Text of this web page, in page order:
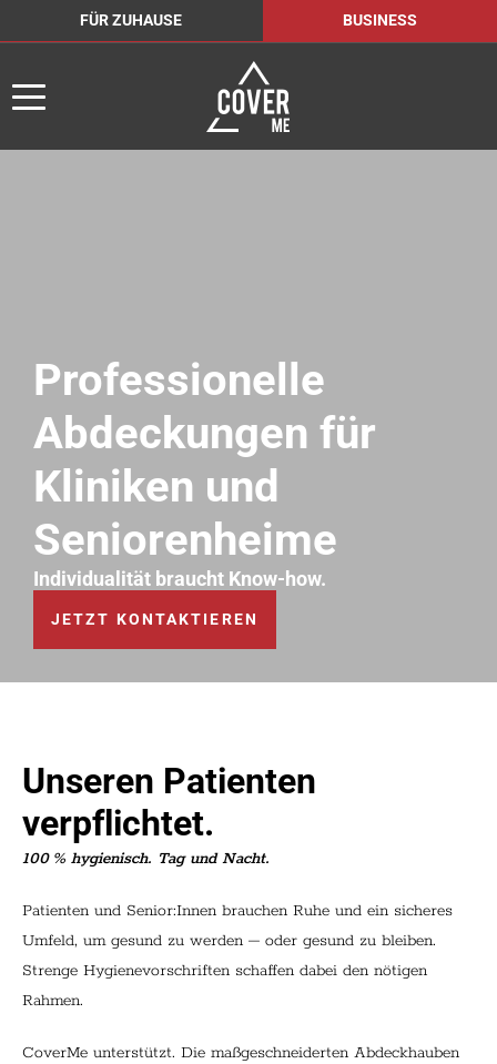
FÜR ZUHAUSE BUSINESS
Professionelle
Abdeckungen für
Kliniken und
Seniorenheime
Individualität braucht Know-how.
JETZT KONTAKTIEREN
Unseren Patienten
verpflichtet.
100 % hygienisch. Tag und Nacht.
Patienten und Senior:Innen brauchen Ruhe und ein sicheres
Umfeld, um gesund zu werden – oder gesund zu bleiben.
Strenge Hygienevorschriften schaffen dabei den nötigen
Rahmen.
CoverMe unterstützt. Die maßgeschneiderten Abdeckhauben